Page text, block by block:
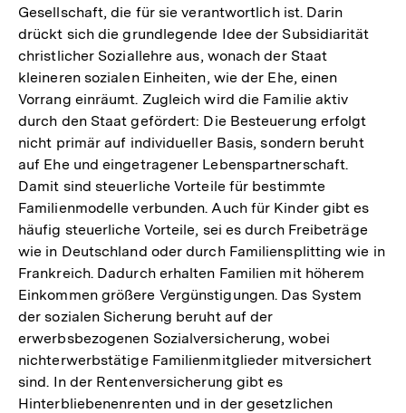
Gesellschaft, die für sie verantwortlich ist. Darin
drückt sich die grundlegende Idee der Subsidiarität
christlicher Soziallehre aus, wonach der Staat
kleineren sozialen Einheiten, wie der Ehe, einen
Vorrang einräumt. Zugleich wird die Familie aktiv
durch den Staat gefördert: Die Besteuerung erfolgt
nicht primär auf individueller Basis, sondern beruht
auf Ehe und eingetragener Lebenspartnerschaft.
Damit sind steuerliche Vorteile für bestimmte
Familienmodelle verbunden. Auch für Kinder gibt es
häufig steuerliche Vorteile, sei es durch Freibeträge
wie in Deutschland oder durch Familiensplitting wie in
Frankreich. Dadurch erhalten Familien mit höherem
Einkommen größere Vergünstigungen. Das System
der sozialen Sicherung beruht auf der
erwerbsbezogenen Sozialversicherung, wobei
nichterwerbstätige Familienmitglieder mitversichert
sind. In der Rentenversicherung gibt es
Hinterbliebenenrenten und in der gesetzlichen